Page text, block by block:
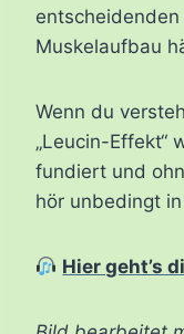
Muskelaufbau
Wenn du
„Leucin-Effekt“
fundiert und
hör unbedingt
Hier geht’s